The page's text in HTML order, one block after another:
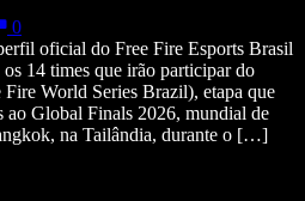
0
oficial do Free Fire Esports Brasil
14 times que irão participar do
World Series Brazil), etapa que
ao Global Finals 2026, mundial de
na Tailândia, durante o […]